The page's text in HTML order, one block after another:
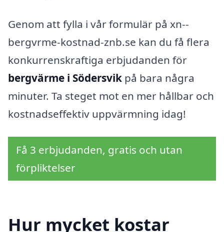
Genom att fylla i vår formulär på xn--
bergvrme-kostnad-znb.se kan du få flera
konkurrenskraftiga erbjudanden för
bergvärme i Södersvik på bara några
minuter. Ta steget mot en mer hållbar och
kostnadseffektiv uppvärmning idag!
Få 3 erbjudanden, gratis och utan
förpliktelser
Hur mycket kostar